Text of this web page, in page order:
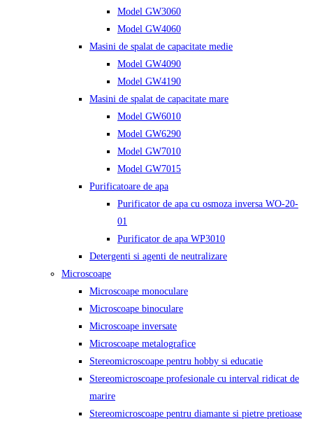
Model GW3060
Model GW4060
Masini de spalat de capacitate medie
Model GW4090
Model GW4190
Masini de spalat de capacitate mare
Model GW6010
Model GW6290
Model GW7010
Model GW7015
Purificatoare de apa
Purificator de apa cu osmoza inversa WO-20-
01
Purificator de apa WP3010
Detergenti si agenti de neutralizare
Microscoape
Microscoape monoculare
Microscoape binoculare
Microscoape inversate
Microscoape metalografice
Stereomicroscoape pentru hobby si educatie
Stereomicroscoape profesionale cu interval ridicat de
marire
Stereomicroscoape pentru diamante si pietre pretioase